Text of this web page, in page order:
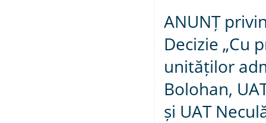
ANUNȚ
Decizie „Cu
unităților
Bolohan,
și UAT